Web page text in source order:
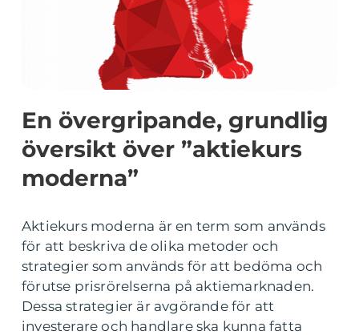
En övergripande, grundlig
översikt över ”aktiekurs
moderna”
Aktiekurs moderna är en term som används
för att beskriva de olika metoder och
strategier som används för att bedöma och
förutse prisrörelserna på aktiemarknaden.
Dessa strategier är avgörande för att
investerare och handlare ska kunna fatta